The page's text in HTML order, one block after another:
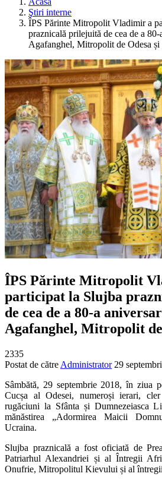
Ştiri interne
ÎPS Părinte Mitropolit Vladimir a
praznicală prilejuită de cea de a
Agafanghel, Mitropolit de Odesa și
ÎPS Părinte Mitropolit
participat la Slujba
de cea de a 80-a
Agafanghel, Mitropolit
2335
Postat de către Administrator 29
Sâmbătă, 29 septembrie 2018, în ziua
Cucșa al Odesei, numeroși ierari,
rugăciuni la Sfânta și Dumnezeiasca
mănăstirea „Adormirea Maicii
Ucraina.
Slujba praznicală a fost oficiată de
Patriarhul Alexandriei și al Întregii
Onufrie, Mitropolitul Kievului și al